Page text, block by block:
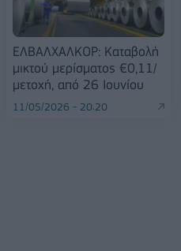
ΕΛΒΑΛΧΑΛΚΟΡ: Καταβολή
μικτού μερίσματος €0,11/
μετοχή, από 26 Ιουνίου
11/05/2026 - 20:20